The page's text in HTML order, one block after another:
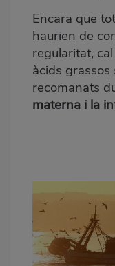
Encara que
haurien de
regularitat,
àcids
recomanats
materna i la